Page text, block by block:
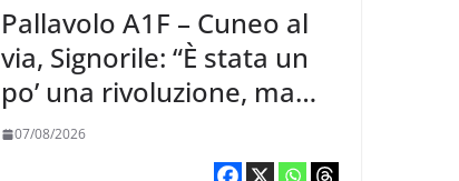
Pallavolo A1F – Cuneo al
via, Signorile: “È stata un
po’ una rivoluzione, ma
abbiamo le idee chiare siu
cosa vogliamo fare”
07/08/2026